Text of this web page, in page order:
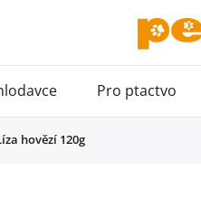
Pro ptactvo
hovězí 120g